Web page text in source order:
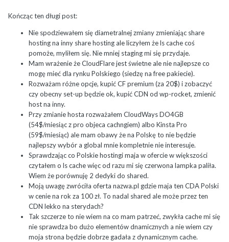
Kończąc ten długi post:
Nie spodziewałem się diametralnej zmiany zmieniając share
hosting na inny share hosting ale liczyłem że ls cache coś
pomoże, myliłem się. Nie mniej staging mi się przydaje.
Mam wrażenie że CloudFlare jest świetne ale nie najlepsze co
mogę mieć dla rynku Polskiego (siedzę na free pakiecie).
Rozważam różne opcje, kupić CF premium (za 20$) i zobaczyć
czy obecny set-up będzie ok, kupić CDN od wp-rocket, zmienić
host na inny.
Przy zmianie hosta rozważałem CloudWays DO4GB
(54$/miesiąc z pro objeca cachngiem) albo Kinsta Pro
(59$/miesiąc) ale mam obawy że na Polskę to nie będzie
najlepszy wybór a global mnie kompletnie nie interesuje.
Sprawdzając co Polskie hostingi maja w ofercie w większości
czytałem o ls cache więc od razu mi się czerwona lampka paliła.
Wiem że porównuję 2 dedyki do shared.
Moją uwagę zwróciła oferta nazwa.pl gdzie maja ten CDA Polski
w cenie na rok za 100 zł. To nadal shared ale może przez ten
CDN lekko na sterydach?
Tak szczerze to nie wiem na co mam patrzeć, zwykła cache mi się
nie sprawdza bo dużo elementów dnamicznych a nie wiem czy
moja strona będzie dobrze gadała z dynamicznym cache.